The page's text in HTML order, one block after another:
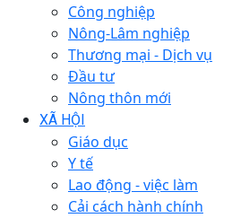
Công nghiệp
Nông-Lâm nghiệp
Thương mại - Dịch vụ
Đầu tư
Nông thôn mới
XÃ HỘI
Giáo dục
Y tế
Lao động - việc làm
Cải cách hành chính